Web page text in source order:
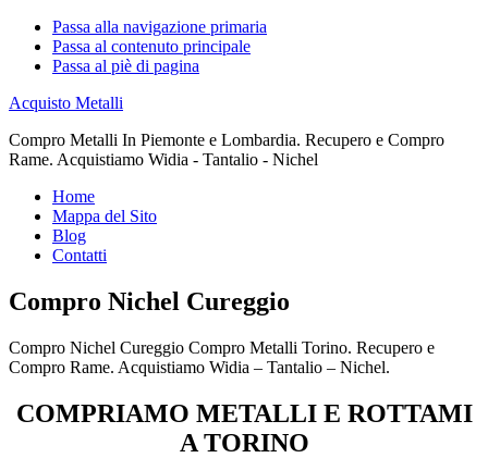
Passa alla navigazione primaria
Passa al contenuto principale
Passa al piè di pagina
Acquisto Metalli
Compro Metalli In Piemonte e Lombardia. Recupero e Compro
Rame. Acquistiamo Widia - Tantalio - Nichel
Home
Mappa del Sito
Blog
Contatti
Compro Nichel Cureggio
Compro Nichel Cureggio Compro Metalli Torino. Recupero e
Compro Rame. Acquistiamo Widia – Tantalio – Nichel.
COMPRIAMO METALLI E ROTTAMI
A TORINO